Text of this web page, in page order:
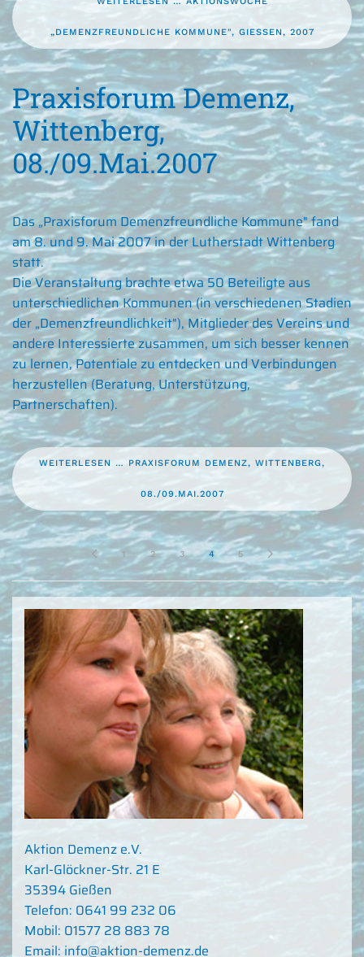
„DEMENZFREUNDLICHE KOMMUNE", GIESSEN, 2007
Praxisforum Demenz,
Wittenberg,
08./09.Mai.2007
Das „Praxisforum Demenzfreundliche Kommune" fand
am 8. und 9. Mai 2007 in der Lutherstadt Wittenberg
statt.
Die Veranstaltung brachte etwa 50 Beteiligte aus
unterschiedlichen Kommunen (in verschiedenen Stadien
der „Demenzfreundlichkeit"), Mitglieder des Vereins und
andere Interessierte zusammen, um sich besser kennen
zu lernen, Potentiale zu entdecken und Verbindungen
herzustellen (Beratung, Unterstützung,
Partnerschaften).
WEITERLESEN … PRAXISFORUM DEMENZ, WITTENBERG,
08./09.MAI.2007
1 2 3 4 5
Aktion Demenz e.V.
Karl-Glöckner-Str. 21 E
35394 Gießen
Telefon: 0641 99 232 06
Mobil: 01577 28 883 78
Email: info@aktion-demenz.de